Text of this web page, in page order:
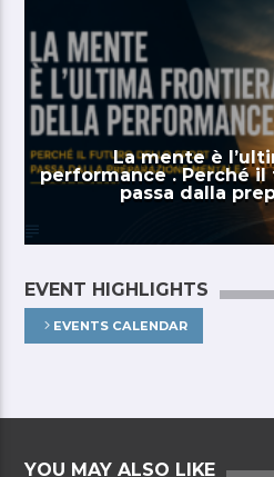
La mente è
performance . Perché
passa dalla
EVENT HIGHLIGHTS
EVENTS CALENDAR
YOU MAY ALSO LIKE